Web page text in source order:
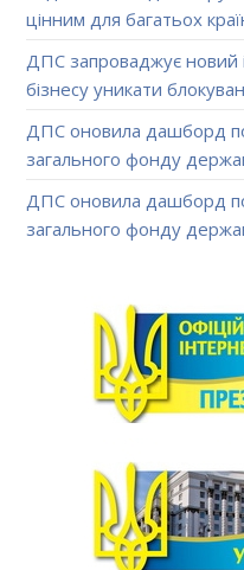
цінним для багатьох
ДПС запроваджує новий
бізнесу уникати
ДПС оновила дашборд
загального фонду
ДПС оновила дашборд
загального фонду